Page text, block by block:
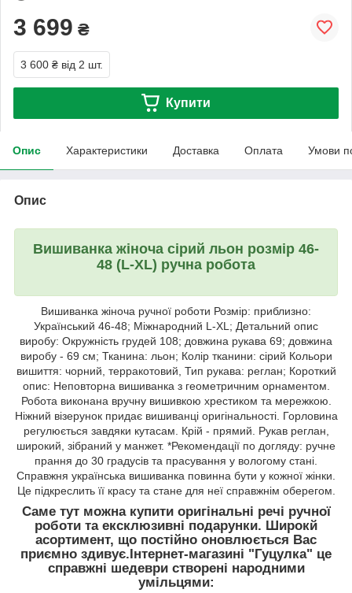
3 699 ₴
3 600 ₴ від 2 шт.
Купити
Опис Характеристики Доставка Оплата Умови
Опис
Вишиванка жіноча сірий льон розмір 46-
48 (L-XL) ручна робота
Вишиванка жіноча ручної роботи Розмір: приблизно:
Український 46-48; Міжнародний L-XL; Детальний опис
виробу: Окружність грудей 108; довжина рукава 69; довжина
виробу - 69 см; Тканина: льон; Колір тканини: сірий Кольори
вишиття: чорний, терракотовий, Тип рукава: реглан; Короткий
опис: Неповторна вишиванка з геометричним орнаментом.
Робота виконана вручну вишивкою хрестиком та мережкою.
Ніжний візерунок придає вишиванці оригінальності. Горловина
регулюється завдяки кутасам. Крій - прямий. Рукав реглан,
широкий, зібраний у манжет. *Рекомендації по догляду: ручне
прання до 30 градусів та прасування у вологому стані.
Справжня українська вишиванка повинна бути у кожної жінки.
Це підкреслить її красу та стане для неї справжнім оберегом.
Саме тут можна купити оригінальні речі ручної
роботи та ексклюзивні подарунки. Широкй
асортимент, що постійно оновлюється Вас
приємно здивує. Інтернет-магазині "Гуцулка" це
справжні шедеври створені народними
умільцями: